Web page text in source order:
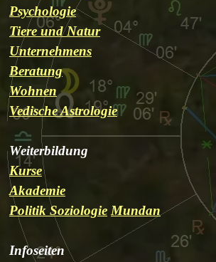
Psychologie
Tiere und Natur
Unternehmens
Beratung
Wohnen
Vedische Astrologie
Weiterbildung
Kurse
Akademie
Politik Soziologie Mundan
Infoseiten